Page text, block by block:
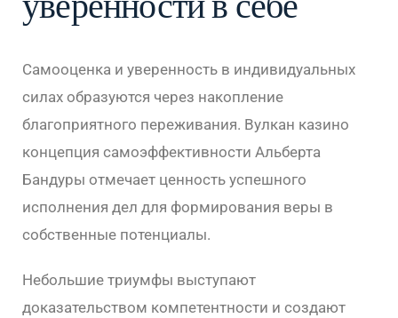
Самооценка и уверенность в индивидуальных
силах образуются через накопление
благоприятного переживания. Вулкан казино
концепция самоэффективности Альберта
Бандуры отмечает ценность успешного
исполнения дел для формирования веры в
собственные потенциалы.
Небольшие триумфы выступают
доказательством компетентности и создают